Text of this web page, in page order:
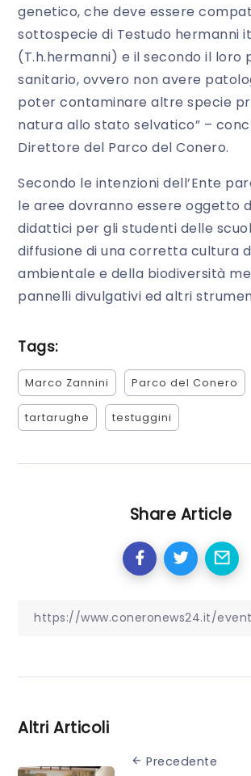
genetico, che deve essere
sottospecie di Testudo hermanni
(T.h.hermanni) e il secondo il loro
sanitario, ovvero non avere
poter contaminare altre specie
natura allo stato selvatico” –
Direttore del Parco del Conero.
Secondo le intenzioni dell’Ente
le aree dovranno essere oggetto
didattici per gli studenti delle
diffusione di una corretta cultura
ambientale e della biodiversità
pannelli divulgativi ed altri
Tags:
Marco Zannini Parco del Conero
tartarughe testuggini
Share Article
Altri Articoli
Precedente